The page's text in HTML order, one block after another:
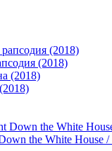
(2018)
the White